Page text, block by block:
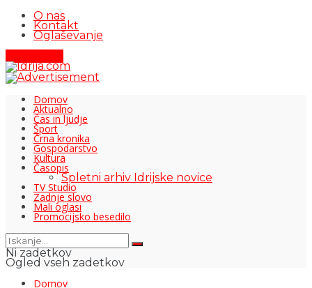
O nas
Kontakt
Oglaševanje
Domov
Aktualno
Čas in ljudje
Šport
Črna kronika
Gospodarstvo
Kultura
Časopis
Spletni arhiv Idrijske novice
TV Studio
Zadnje slovo
Mali oglasi
Promocijsko besedilo
Ni zadetkov
Ogled vseh zadetkov
Domov